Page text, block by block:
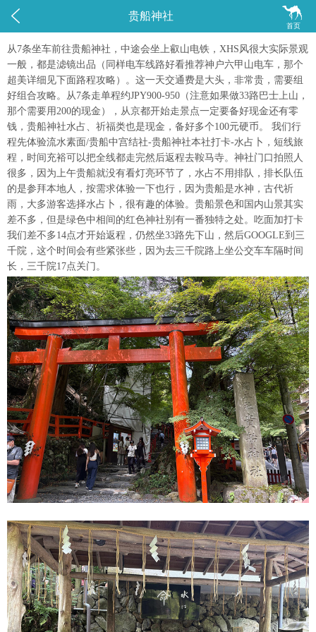
 
首页
贵船神社
从7条坐车前往贵船神社，中途会坐上叡山电铁，XHS风很大实际景观
一般，都是滤镜出品（同样电车线路好看推荐神户六甲山电车，那个
超美详细见下面路程攻略）。这一天交通费是大头，非常贵，需要组
好组合攻略。从7条走单程约JPY900-950（注意如果做33路巴士上山，
那个需要用200的现金），从京都开始走景点一定要备好现金还有零
钱，贵船神社水占、祈福类也是现金，备好多个100元硬币。 我们行
程先体验流水素面/贵船中宫结社-贵船神社本社打卡-水占卜，短线旅
程，时间充裕可以把全线都走完然后返程去鞍马寺。神社门口拍照人
很多，因为上午贵船就没有看灯亮环节了，水占不用排队，排长队伍
的是参拜本地人，按需求体验一下也行，因为贵船是水神，古代祈
雨，大多游客选择水占卜，很有趣的体验。贵船景色和国内山景其实
差不多，但是绿色中相间的红色神社别有一番独特之处。吃面加打卡
我们差不多14点才开始返程，仍然坐33路先下山，然后GOOGLE到三
千院，这个时间会有些紧张些，因为去三千院路上坐公交车车隔时间
长，三千院17点关门。